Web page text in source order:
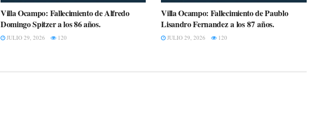
Villa Ocampo: Fallecimiento de Alfredo
Domingo Spitzer a los 86 años.
JULIO 29, 2026 120
Villa Ocampo: Fallecimiento de Paublo
Lisandro Fernandez a los 87 años.
JULIO 29, 2026 120